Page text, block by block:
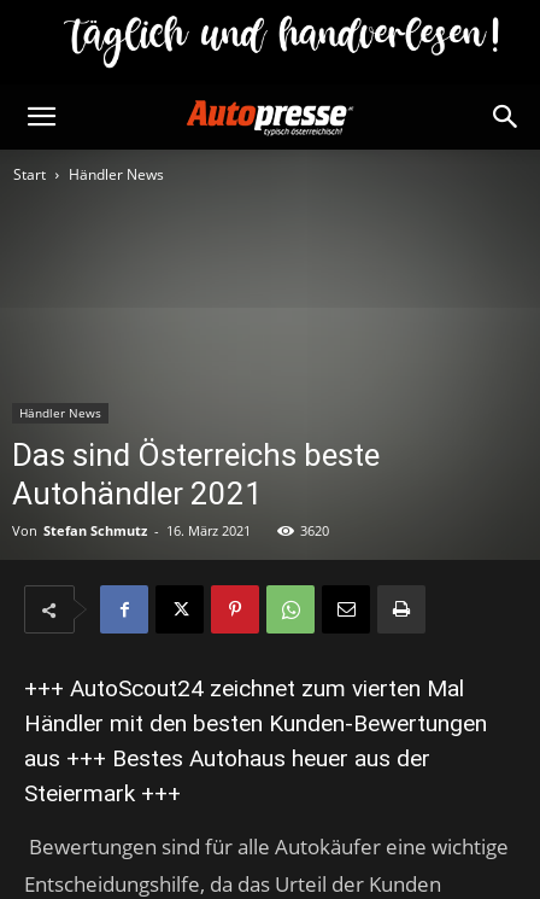
Start Händler News
Händler News
Das sind Österreichs beste
Autohändler 2021
Von Stefan Schmutz - 16. März 2021 3620
+++ AutoScout24 zeichnet zum vierten Mal
Händler mit den besten Kunden-Bewertungen
aus +++ Bestes Autohaus heuer aus der
Steiermark +++
Bewertungen sind für alle Autokäufer eine wichtige
Entscheidungshilfe, da das Urteil der Kunden